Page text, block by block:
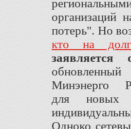
организаций
потерь". Но
кто на
заявляется
Минэнерго
для
новых
Одноко